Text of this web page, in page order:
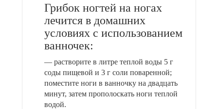
Грибок ногтей на ногах
лечится в домашних
условиях с использованием
ванночек:
— растворите в литре теплой воды 5 г
соды пищевой и 3 г соли поваренной;
поместите ноги в ванночку на двадцать
минут, затем прополоскать ноги теплой
водой.